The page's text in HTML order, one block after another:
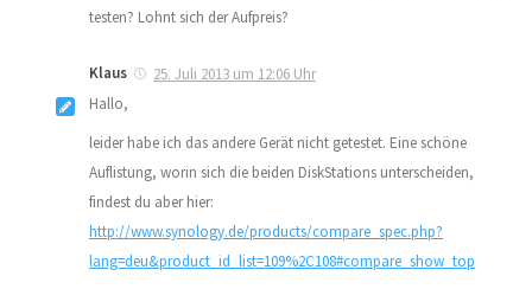
testen? Lohnt sich der Aufpreis?
Klaus
25. Juli 2013 um 12:06 Uhr
Hallo,
leider habe ich das andere Gerät nicht getestet. Eine schöne
Auflistung, worin sich die beiden DiskStations unterscheiden,
findest du aber hier:
http://www.synology.de/products/compare_spec.php?
lang=deu&product_id_list=109%2C108#compare_show_top